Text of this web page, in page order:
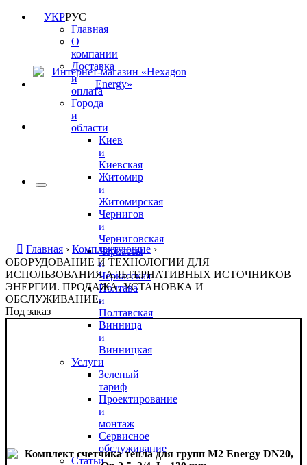
УКРРУС
Главная
О
компании
Доставка
и
оплата
Города
и
области
Киев
и
Киевская
Житомир
и
Житомирская
Чернигов
и
Черниговская
Черкассы
и
Черкасская
Полтава
и
Полтавская
Винница
и
Винницкая
Услуги
Зеленый
тариф
Проектирование
и
монтаж
Сервисное
обслуживание
Статьи
Главная › Комплектующие ›
ОБОРУДОВАНИЕ И ТЕХНОЛОГИИ ДЛЯ
ИСПОЛЬЗОВАНИЯ АЛЬТЕРНАТИВНЫХ ИСТОЧНИКОВ
ЭНЕРГИИ. ПРОДАЖА, УСТАНОВКА И
ОБСЛУЖИВАНИЕ.
Под заказ